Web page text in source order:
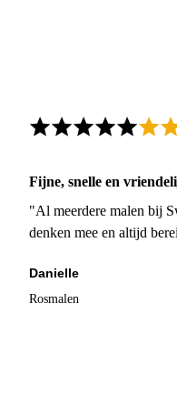
Fijne, snelle en
"Al meerdere malen bij
denken mee en altijd
Danielle
Rosmalen